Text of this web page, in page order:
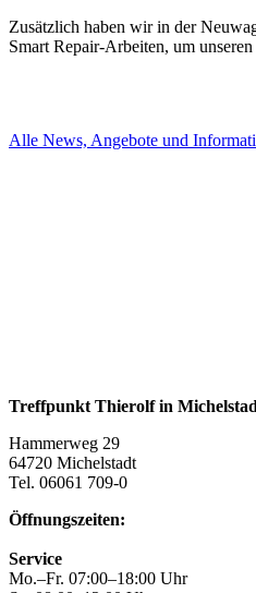
Zusätzlich haben wir in der
Smart Repair-Arbeiten, um
Alle News, Angebote und
Treffpunkt Thierolf in
Hammerweg 29
64720 Michelstadt
Tel. 06061 709-0
Öffnungszeiten:
Service
Mo.–Fr. 07:00–18:00 Uhr